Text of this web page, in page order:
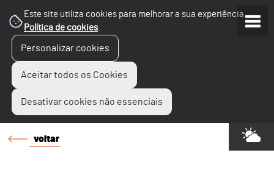
Este site utiliza cookies para melhorar a sua experiência.
Política de cookies.
Personalizar cookies
Aceitar todos os Cookies
Desativar cookies não essenciais
voltar